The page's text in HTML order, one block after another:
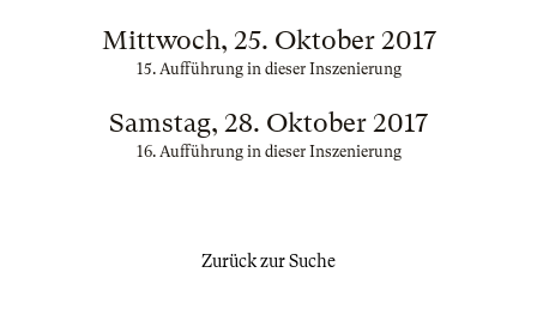
Mittwoch, 25. Oktober 2017
15. Aufführung in dieser Inszenierung
Samstag, 28. Oktober 2017
16. Aufführung in dieser Inszenierung
Zurück zur Suche